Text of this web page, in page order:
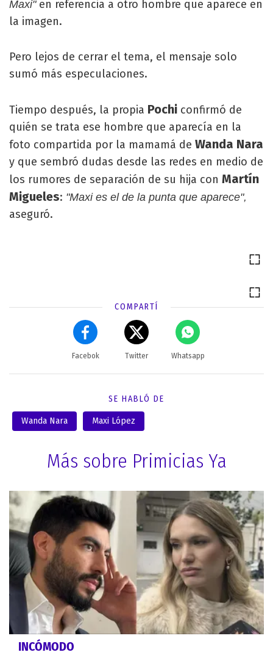
Maxi"en referencia a otro hombre que aparece en
la imagen.
Pero lejos de cerrar el tema, el mensaje solo
sumó más especulaciones.
Tiempo después, la propia Pochi confirmó de
quién se trata ese hombre que aparecía en la
foto compartida por la mamamá de Wanda Nara
y que sembró dudas desde las redes en medio de
los rumores de separación de su hija con Martín
Migueles: "Maxi es el de la punta que aparece",
aseguró.
COMPARTÍ
Facebok Twitter Whatsapp
SE HABLÓ DE
Wanda Nara Maxi López
Más sobre Primicias Ya
INCÓMODO